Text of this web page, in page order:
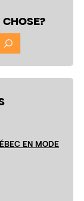
EN MODE